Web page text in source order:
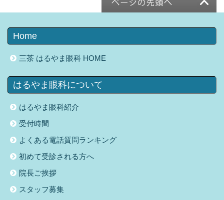
Home
三茶 はるやま眼科 HOME
はるやま眼科について
はるやま眼科紹介
受付時間
よくある電話質問ランキング
初めて受診される方へ
院長ご挨拶
スタッフ募集